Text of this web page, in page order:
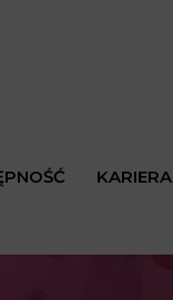
KARIERA